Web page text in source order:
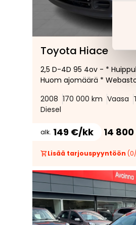
Toyota Hiace
2,5 D-4D 95 4ov - *
Huom
2008 170 000 km Vaasa
Diesel
alk. 149 €/kk 14
Lisää tarjouspyyntöön (0/